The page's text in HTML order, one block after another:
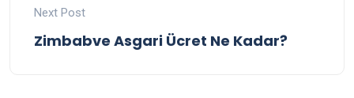
Next Post
Zimbabve Asgari Ücret Ne Kadar?